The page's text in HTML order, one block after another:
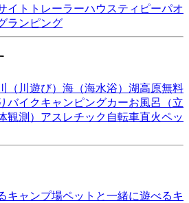
イト トレーラーハウスティピーパオ
ランピング
（川遊び） 海（海水浴） 湖高原無料
バイクキャンピングカーお風呂（立
観測） アスレチック 自転車直火ペッ
キャンプ場ペットと一緒に遊べるキ